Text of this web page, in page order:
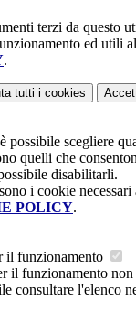
terzi da questo
ed utili
.
tutti i cookies
possibile scegliere
quelli che
disabilitarli.
i cookie
POLICY.
il funzionamento
il funzionamento non
consultare l'elenco